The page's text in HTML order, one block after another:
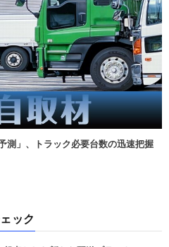
測」、トラック必要台数の迅速把握
ック